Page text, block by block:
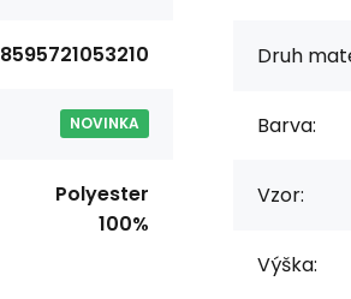
8595721053210
NOVINKA
Polyester
100%
Druh
Barva:
Vzor:
Výška: